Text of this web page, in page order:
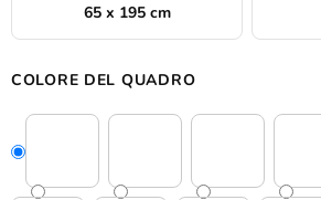
65 x 195 cm
COLORE DEL QUADRO